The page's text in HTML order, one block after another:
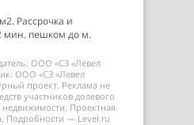
Рассрочка и
мин. пешком до м.
ООО «СЗ «Левел
ООО «СЗ «Левел
проект. Реклама не
участников долевого
недвижимости. Проектная
Подробности — Level.ru